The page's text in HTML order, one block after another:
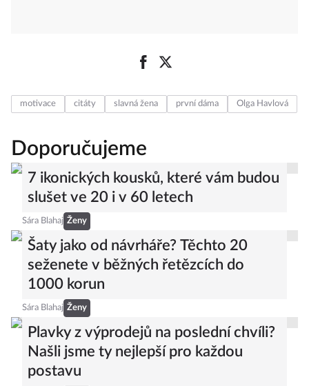
motivace citáty slavná žena první dáma Olga Havlová
Doporučujeme
7 ikonických kousků, které vám budou
slušet ve 20 i v 60 letech
Sára Blahaj Ženy
Šaty jako od návrháře? Těchto 20
seženete v běžných řetězcích do
1000 korun
Sára Blahaj Ženy
Plavky z výprodejů na poslední chvíli?
Našli jsme ty nejlepší pro každou
postavu